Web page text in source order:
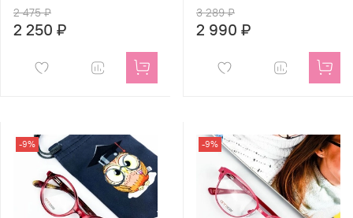
2 475 ₽
2 250 ₽
3 289 ₽
2 990 ₽
-9% -9%